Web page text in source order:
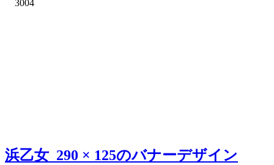
3004
浜乙女_290 × 125のバナーデザイン